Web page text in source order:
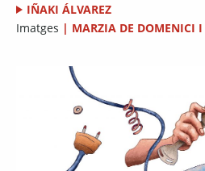
IÑAKI ÁLVAREZ
Imatges | MARZIA DE DOMENICI I